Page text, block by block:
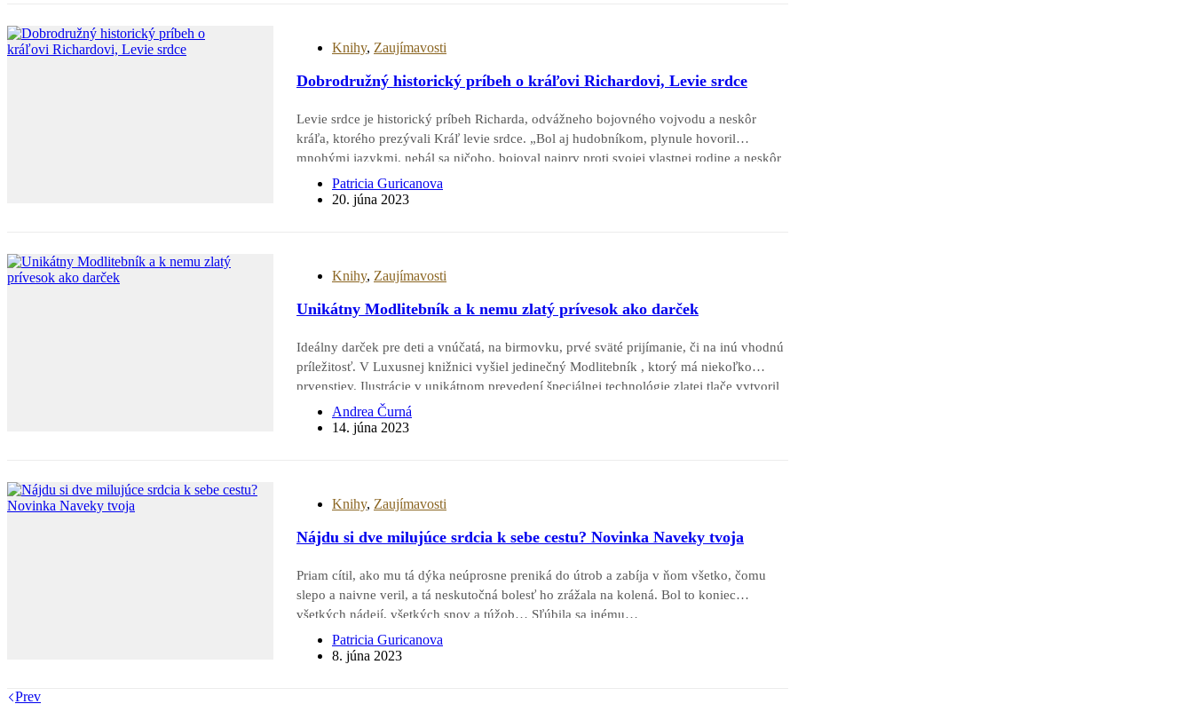
Knihy, Zaujímavosti
Dobrodružný historický príbeh o kráľovi Richardovi, Levie srdce
Levie srdce je historický príbeh Richarda, odvážneho bojovného vojvodu a neskôr
kráľa, ktorého prezývali Kráľ levie srdce. „Bol aj hudobníkom, plynule hovoril
mnohými jazykmi, nebál sa ničoho, bojoval najprv proti svojej vlastnej rodine a neskôr
viedol križiacku výpravu do Svätej zeme, dnešného…
Patricia Guricanova
20. júna 2023
Knihy, Zaujímavosti
Unikátny Modlitebník a k nemu zlatý prívesok ako darček
Ideálny darček pre deti a vnúčatá, na birmovku, prvé sväté prijímanie, či na inú vhodnú
príležitosť. V Luxusnej knižnici vyšiel jedinečný Modlitebník , ktorý má niekoľko
prvenstiev. Ilustrácie v unikátnom prevedení špeciálnej technológie zlatej tlače vytvoril
Martin Augustín a ku knihe je ako darček…
Andrea Čurná
14. júna 2023
Knihy, Zaujímavosti
Nájdu si dve milujúce srdcia k sebe cestu? Novinka Naveky tvoja
Priam cítil, ako mu tá dýka neúprosne preniká do útrob a zabíja v ňom všetko, čomu
slepo a naivne veril, a tá neskutočná bolesť ho zrážala na kolená. Bol to koniec
všetkých nádejí, všetkých snov a túžob… Sľúbila sa inému…
Patricia Guricanova
8. júna 2023
Prev